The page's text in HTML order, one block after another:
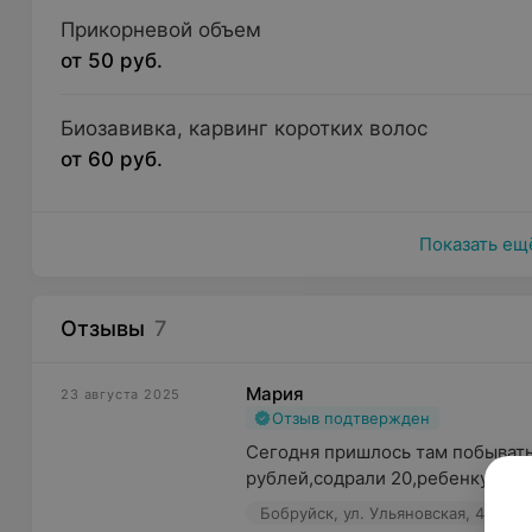
Прикорневой объем
от 50 руб.
Биозавивка, карвинг коротких волос
от 60 руб.
Показать
Отзывы 7
23 августа 2025 Мария
Отзыв подтвержден
Сегодня пришлось там
рублей,содрали 20,ребенку
Бобруйск, ул. Ульяновская, 49